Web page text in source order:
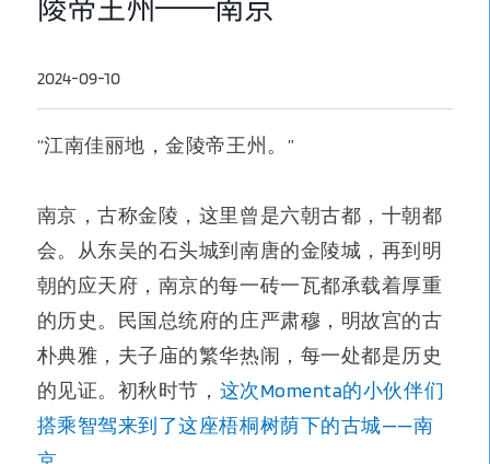
2024-09-10
“江南佳丽地，金陵帝王州。”
南京，古称金陵，这里曾是六朝古都，十朝都
会。从东吴的石头城到南唐的金陵城，再到明
朝的应天府，南京的每一砖一瓦都承载着厚重
的历史。民国总统府的庄严肃穆，明故宫的古
朴典雅，夫子庙的繁华热闹，每一处都是历史
的见证。初秋时节， 这次Momenta的小伙伴们
搭乘智驾来到了这座梧桐树荫下的古城——南